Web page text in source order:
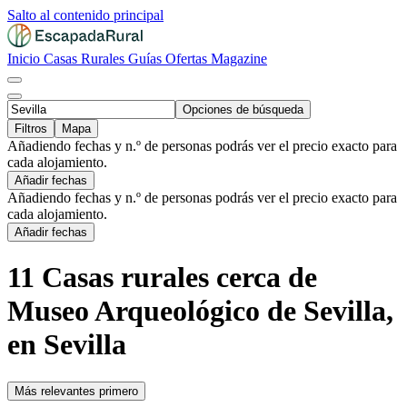
Salto al contenido principal
Inicio Casas Rurales Guías Ofertas Magazine
Opciones de búsqueda
Filtros
Mapa
Añadiendo fechas y n.º de personas podrás ver el precio exacto para
cada alojamiento.
Añadir fechas
Añadiendo fechas y n.º de personas podrás ver el precio exacto para
cada alojamiento.
Añadir fechas
11 Casas rurales cerca de
Museo Arqueológico de Sevilla,
en Sevilla
Más relevantes primero